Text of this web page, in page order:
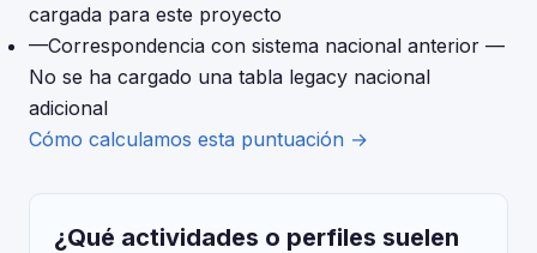
cargada para este proyecto
—Correspondencia con sistema nacional anterior —
No se ha cargado una tabla legacy nacional
adicional
Cómo calculamos esta puntuación →
¿Qué actividades o perfiles suelen